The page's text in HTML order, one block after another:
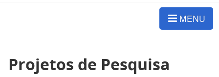
MENU
Projetos de Pesquisa